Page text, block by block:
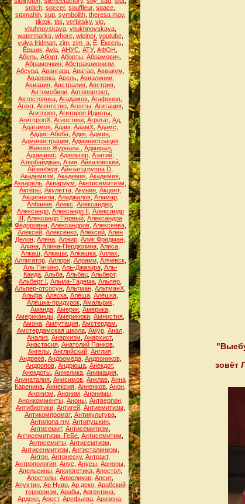
snitch soccer, souffleur, space
stomahin, sup, symbolith, theresa may,
tiktok tits verbitsky, vip,
vituhnovskaya, vitukhnovskaya,
watermarks whore, wieiner, youtube,
yulya fridman, zim, zim_a, Ё, Ёксель,
Ёршик Аvla АНУС АТУ, АФОН
Абель Аборт, Аборты Абрамович
Абрамочкин, Абстракционизм
Абсурд, Авангард, Аватар, Аввакум
Авдеевка, Авель, Авиалинии,
Авиация Австралия Австрия
Автомобили Автопортрет,
Автостоянка Агадамов Агафонов
Агент, Агентство, Агенты, Агитация,
Агитпроп, Агитпроп Идиоты,
АгитпропХ, Агностики, Агрегат, Ад,
Адагамов Адам АдамХ Адамс
Аддис-Абеба Адик Админ
Администрация Администрация
Живого Журнала.
Адмирал
Адоманис Адюльтер Азатий
Азербайджан, Азия, Айвазовский,
Айзенберг, Айнзатцгруппа D
Академизм Академик, Академия,
Акварель Аквариум Акнтисемитизм
Актёры Акулетта Акунин Акцент,
Акционизм Аладжалов, Аламар,
Албания Алекс Александер
Александр, Александр II Александр
III Александр Первый Александра
Фёдоровна, Александров, Алексеева,
Алексей Алексенко Алексий Ален
Делон Алена Алжир Алик Фридман
Алина Алина-Пердюлина Алиса
Алкаш Алкаши Алкашка Аллах
Аллигатор, Аллори, Алрами, Алчевск,
Аль Пачино, Аль-Джазира, Аль-
Каида Альба Альбац Альберт,
Альберт I Альма-Тадема Альпер
Альпер-отсосун Альтман АльтманХ
Альфа Аляска Алёша Алёшка
Алёшка-придурок, Амальрик,
Аманда Америк Америка
Американцы Америкюки Амнистия
Амона Ампутация Амстердам
Амстердамская школа, Амур, Анал,
Анализ Анархизм Анархист,
Анастасия, Анатолий Панков,
Ангелы, Английский, Англия,
Андреев, Андромеда, Андроников,
Андропов Андрюша Анекдот,
Анекдоты Анжелика Анимация
Анинаталия Анисимов Анклав Анна
Каренина Аннексия Анненков Анон
Анонизм Аноним Анонимы,
Анонкомменты, Аноны, Антверпен,
Антибиотики, Антигей, Антиемитизм
Антикомпромат, Антикультура,
Антилопа гну, Антипушкин,
Антисемит, Антисемитизм
Антисемитизм. ГеБе Антисемитим
Антисемиты Антисемтизм
Антисенмитизм Антисталинизм
Антон Антонеску, Антракт,
Антропология Анус Анусы Аононы
Апельсины, Апологетика, Апостол,
Апостолы Апреликов Апсит,
Апухтин, Ар Нуво, Ар деко, Арабский
терроризм Арабы Аргентина
Ардеко Арест, Арефьева Аризона
зовёт